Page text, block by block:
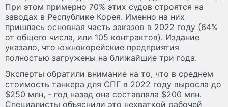
При этом примерно 70% этих судов строятся на
заводах в Республике Корея. Именно на них
пришлась основная часть заказов в 2022 году (64%
от общего числа, или 105 контрактов). Издание
указало, что южнокорейские предприятия
полностью загружены на ближайшие три года.
Эксперты обратили внимание на то, что в среднем
стоимость танкера для СПГ в 2022 году выросла до
$250 млн, - год назад она составляла $200 млн.
Специалисты объяснили это нехваткой рабочей